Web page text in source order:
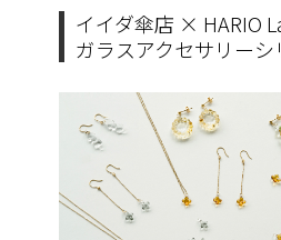
イイダ傘店 × HARIO
ガラスアクセサリーシ